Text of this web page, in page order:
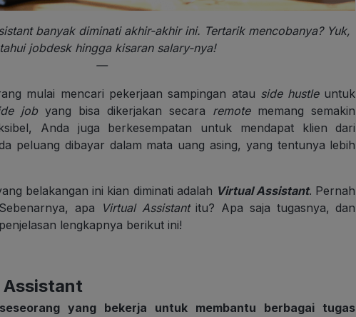
banyak diminati akhir-akhir ini. Tertarik mencobanya? Yuk,
jobdesk hingga kisaran salary-nya!
—
mulai mencari pekerjaan sampingan atau side hustleuntuk
jobyang bisa dikerjakan secara remotememang semakin
Anda juga berkesempatan untuk mendapat klien dari
peluang dibayar dalam mata uang asing, yang tentunya lebih
belakangan ini kian diminati adalah Virtual Assistant. Pernah
apa
Virtual Assistantitu? Apa saja tugasnya, dan
lengkapnya berikut ini!
Assistant
yang bekerja untuk membantu berbagai tugas